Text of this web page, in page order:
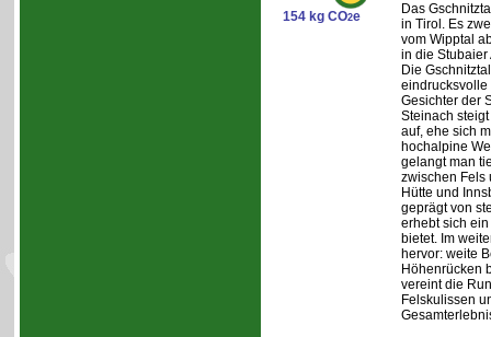
154 kg CO2e
Das
in Tirol. Es
vom Wipptal
in die Stubaier
Die
Gesichter der
Steinach
auf, ehe sich
hochalpine
gelangt man
zwischen Fels
Hütte und
geprägt von
erhebt sich
bietet. Im
hervor: weite
Höhenrücken
vereint die
Felskulissen